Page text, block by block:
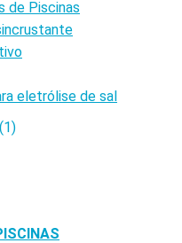
de Piscinas
eletrólise de sal